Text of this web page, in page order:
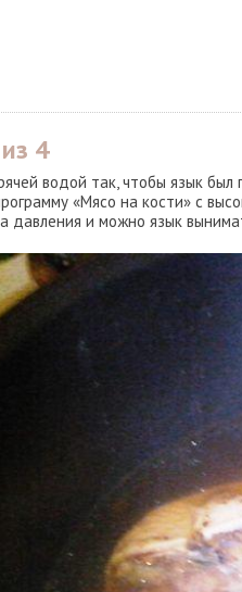
из 4
водой так, чтобы язык
«Мясо на кости» с
давления и можно язык